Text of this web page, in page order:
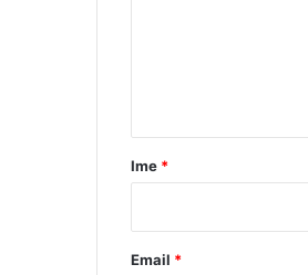
r
Ime *
Email *